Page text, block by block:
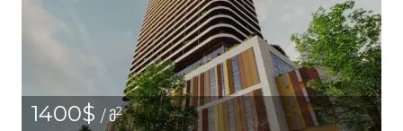
1400$ / მ2